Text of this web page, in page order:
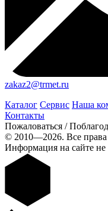
zakaz2@trmet.ru
Каталог Сервис Наша
Контакты
Пожаловаться /
© 2010—2026. Все
Информация на сайте не